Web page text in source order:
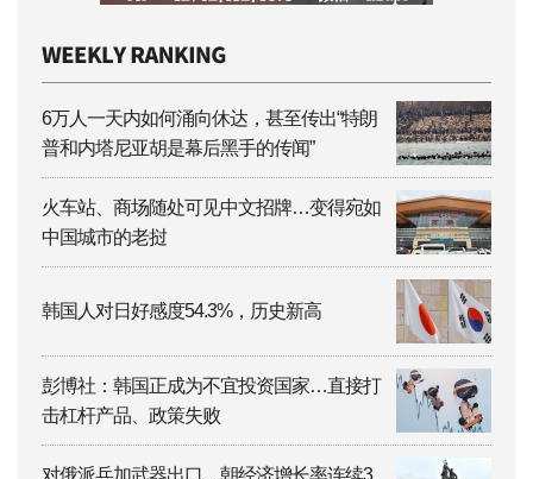
6万人一天内如何涌向休达，甚至传出“特朗
普和内塔尼亚胡是幕后黑手的传闻”
火车站、商场随处可见中文招牌…变得宛如
中国城市的老挝
韩国人对日好感度54.3%，历史新高
彭博社：韩国正成为不宜投资国家…直接打
击杠杆产品、政策失败
对俄派兵加武器出口…朝经济增长率连续3